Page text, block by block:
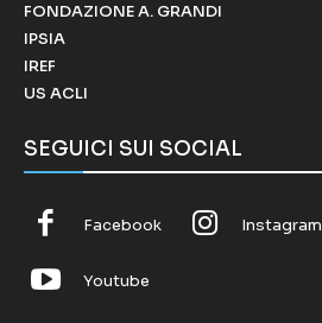
FONDAZIONE A. GRANDI
IPSIA
IREF
US ACLI
SEGUICI SUI SOCIAL
Facebook Instagram
Youtube